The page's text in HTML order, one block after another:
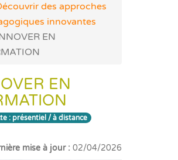
des approches
innovantes
EN
EN
: présentiel / à distance
mise à jour :02/04/2026